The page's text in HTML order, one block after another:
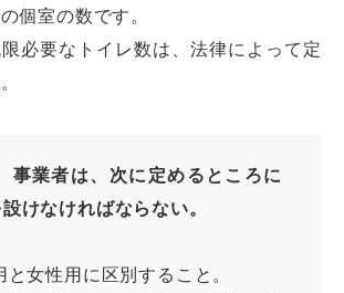
個室の数です。
必要なトイレ数は、法律によって定
業者は、次に定めるところに
けなければならない。
女性用に区別すること。